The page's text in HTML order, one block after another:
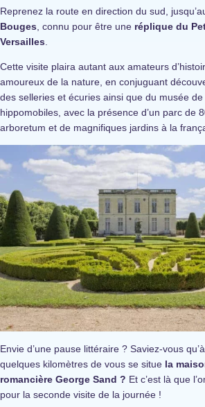
Reprenez la route en direction du sud,
Bouges , connu pour être une réplique du
Versailles
Cette visite plaira autant aux amateurs
amoureux de la nature, en conjuguant
des selleries et écuries ainsi que du musée
hippomobiles, avec la présence d’un parc de
arboretum et de magnifiques jardins à la
Envie d’une pause littéraire ? Saviez-vous
quelques kilomètres de vous se situe la
romancière George Sand ? Et c’est là que
pour la seconde visite de la journée !